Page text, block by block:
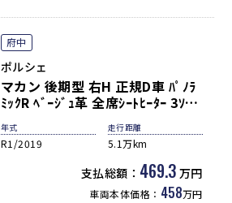
府中
ポルシェ
マカン 後期型 右H 正規D車 ﾊﾟﾉﾗ
ﾐｯｸR ﾍﾞｰｼﾞｭ革 全席ｼｰﾄﾋｰﾀｰ 3ｿﾞｰ
＆PAS ACC＆LCA＆LDW LEDﾍｯ
ﾄﾞﾗｲﾄ(PDLSﾌﾟﾗｽ) 電動Rｹﾞｰﾄ ｺﾝﾌ
ｫｰﾄA ｴｸｽﾃﾘｱPKG SﾗﾝﾆﾝｸﾞB ｽﾎﾟｰﾂ
ﾃｰﾙﾊﾟｲﾌﾟ 純正19AW
年式
R1/2019
走行距離
5.1万km
支払総額： 469.3 万円
車両本体価格： 458万円